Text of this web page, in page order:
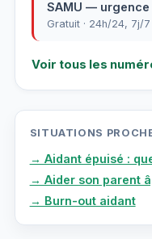
SAMU —
Gratuit · 24h/24, 7j/7
Voir tous les
SITUATIONS
→ Aidant épuisé :
→ Aider son parent
→ Burn-out aidant